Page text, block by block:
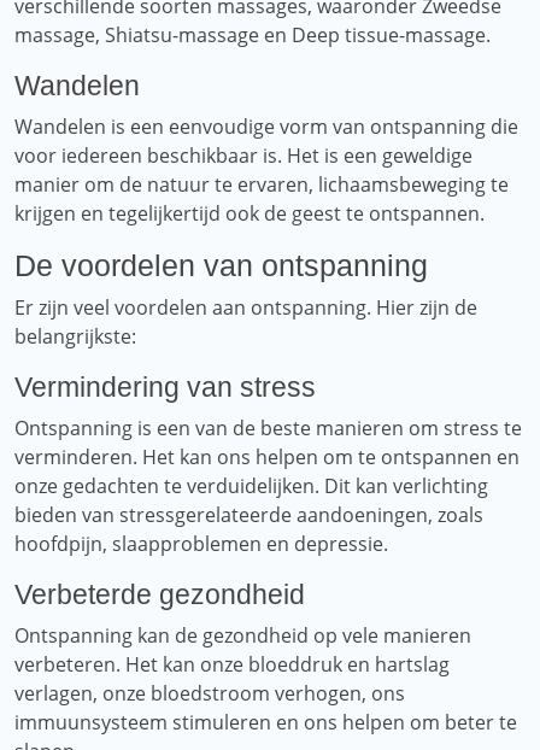
verschillende soorten massages, waaronder Zweedse
massage, Shiatsu-massage en Deep tissue-massage.
Wandelen
Wandelen is een eenvoudige vorm van ontspanning die
voor iedereen beschikbaar is. Het is een geweldige
manier om de natuur te ervaren, lichaamsbeweging te
krijgen en tegelijkertijd ook de geest te ontspannen.
De voordelen van ontspanning
Er zijn veel voordelen aan ontspanning. Hier zijn de
belangrijkste:
Vermindering van stress
Ontspanning is een van de beste manieren om stress te
verminderen. Het kan ons helpen om te ontspannen en
onze gedachten te verduidelijken. Dit kan verlichting
bieden van stressgerelateerde aandoeningen, zoals
hoofdpijn, slaapproblemen en depressie.
Verbeterde gezondheid
Ontspanning kan de gezondheid op vele manieren
verbeteren. Het kan onze bloeddruk en hartslag
verlagen, onze bloedstroom verhogen, ons
immuunsysteem stimuleren en ons helpen om beter te